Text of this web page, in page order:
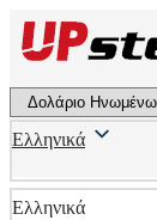
Ελληνικά
Ελληνικά